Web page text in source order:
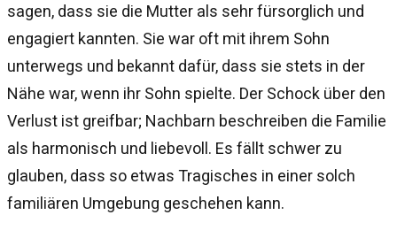
sagen, dass sie die Mutter als sehr fürsorglich und
engagiert kannten. Sie war oft mit ihrem Sohn
unterwegs und bekannt dafür, dass sie stets in der
Nähe war, wenn ihr Sohn spielte. Der Schock über den
Verlust ist greifbar; Nachbarn beschreiben die Familie
als harmonisch und liebevoll. Es fällt schwer zu
glauben, dass so etwas Tragisches in einer solch
familiären Umgebung geschehen kann.